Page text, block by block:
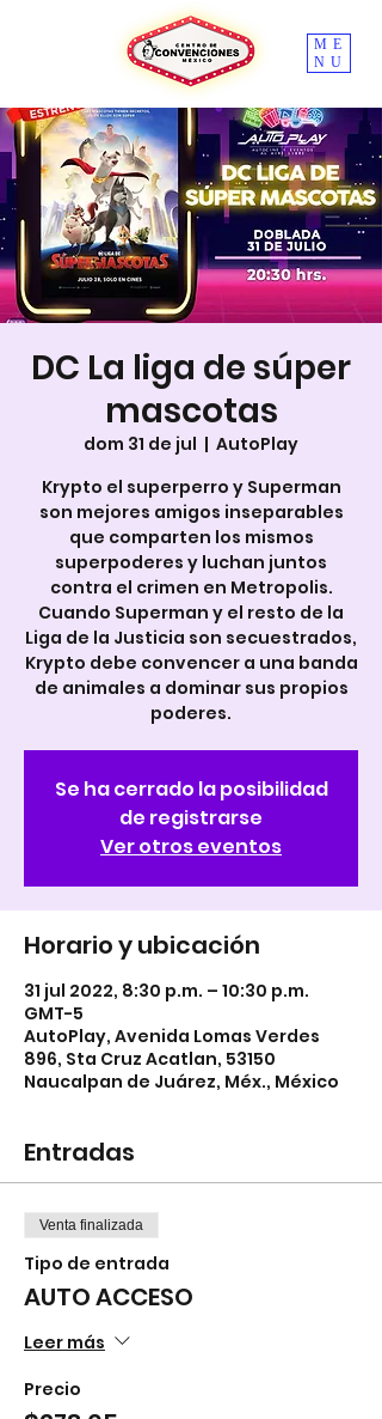
ME
NU
DC La liga de súper
mascotas
dom 31 de jul
  |
AutoPlay
Krypto el superperro y Superman
son mejores amigos inseparables
que comparten los mismos
superpoderes y luchan juntos
contra el crimen en Metropolis.
Cuando Superman y el resto de la
Liga de la Justicia son secuestrados,
Krypto debe convencer a una banda
de animales a dominar sus propios
poderes.
Se ha cerrado la posibilidad
de registrarse
Ver otros eventos
Horario y ubicación
31 jul 2022, 8:30 p.m. – 10:30 p.m.
GMT-5
AutoPlay, Avenida Lomas Verdes
896, Sta Cruz Acatlan, 53150
Naucalpan de Juárez, Méx., México
Entradas
Venta finalizada
Tipo de entrada
AUTO ACCESO
Leer más
Precio